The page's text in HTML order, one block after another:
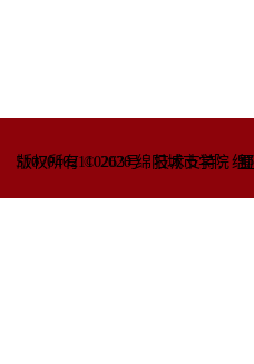
版权所有 © 2020 绵阳城市学院
51070402110263号技术支持：绵